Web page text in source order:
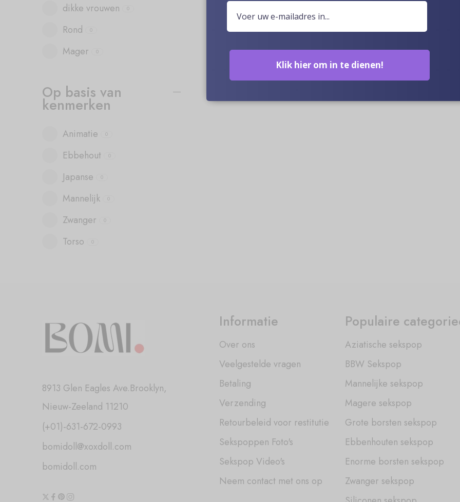
dikke vrouwen 0
Rond 0
Mager 0
Op basis van
kenmerken
Animatie 0
Ebbehout 0
Japanse 0
Mannelijk 0
Zwanger 0
Torso 0
8913 Glen Eagles Ave.Brooklyn,
Nieuw-Zeeland 11210
(+01)-631-672-0993
bomidoll@xoxdoll.com
bomidoll.com
Informatie
Over ons
Veelgestelde vragen
Betaling
Verzending
Retourbeleid voor restitutie
Sekspoppen Foto's
Sekspop Video's
Neem contact met ons op
Populaire
Aziatische sekspop
BBW Sekspop
Mannelijke sekspop
Magere sekspop
Grote borsten sekspop
Ebbenhouten sekspop
Enorme borsten sekspop
Zwanger sekspop
Klik hier om in te dienen!